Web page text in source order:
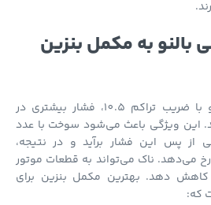
به مکمل بنزین
موتور K15B سوزوکی بالنو با ضریب تراکم 10.5، فشار بیشتری در
ویژگی باعث می‌شود سوخت با عدد
پس این فشار برآید و در نتیجه،
ناک می‌تواند به قطعات موتور
دهد. بهترین مکمل بنزین برای